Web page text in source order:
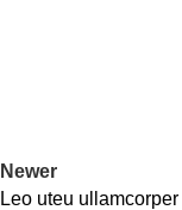
Newer
Leo uteu ullamcorper